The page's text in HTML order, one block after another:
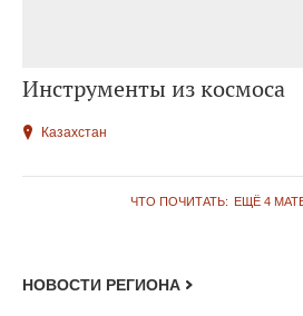
Инструменты из космоса
Казахстан
ЧТО ПОЧИТАТЬ: ЕЩЁ 4
НОВОСТИ РЕГИОНА